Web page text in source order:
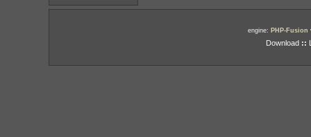
engine: PHP-Fusion
Download ::